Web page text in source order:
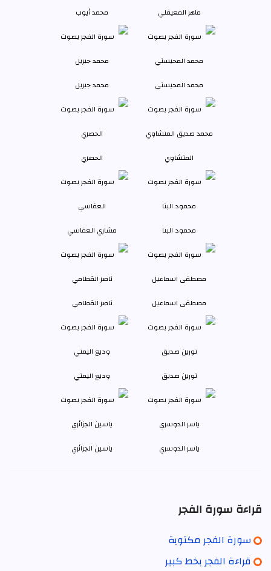
ماهر المعيقلي محمد أيوب
محمد المحيسني محمد جبريل
المنشاوي الحصري
محمود البنا مشاري العفاسي
مصطفى اسماعيل ناصر القطامي
نورين صديق وديع اليمني
ياسر الدوسري ياسين الجزائري
قراءة سورة الفجر
سورة الفجر مكتوبة
قراءة الفجر بخط كبير